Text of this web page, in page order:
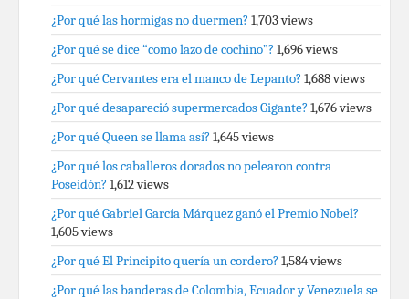
¿Por qué las hormigas no duermen? 1,703 views
¿Por qué se dice “como lazo de cochino”? 1,696 views
¿Por qué Cervantes era el manco de Lepanto? 1,688 views
¿Por qué desapareció supermercados Gigante? 1,676 views
¿Por qué Queen se llama así? 1,645 views
¿Por qué los caballeros dorados no pelearon contra
Poseidón? 1,612 views
¿Por qué Gabriel García Márquez ganó el Premio Nobel?
1,605 views
¿Por qué El Principito quería un cordero? 1,584 views
¿Por qué las banderas de Colombia, Ecuador y Venezuela se